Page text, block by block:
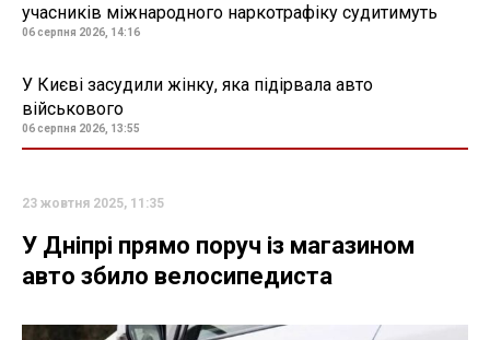
учасників міжнародного наркотрафіку судитимуть
06 серпня 2026, 14:16
У Києві засудили жінку, яка підірвала авто
військового
06 серпня 2026, 13:55
23 жовтня 2025, 11:35
У Дніпрі прямо поруч із магазином
авто збило велосипедиста